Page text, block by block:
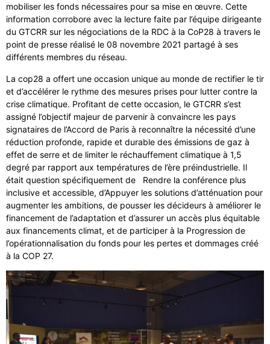
mobiliser les fonds nécessaires pour sa mise en œuvre. Cette
information corrobore avec la lecture faite par l’équipe dirigeante
du GTCRR sur les négociations de la RDC à la CoP28 à travers le
point de presse réalisé le 08 novembre 2021 partagé à ses
différents membres du réseau.
La cop28 a offert une occasion unique au monde de rectifier le tir
et d’accélérer le rythme des mesures prises pour lutter contre la
crise climatique. Profitant de cette occasion, le GTCRR s’est
assigné l’objectif majeur de parvenir à convaincre les pays
signataires de l’Accord de Paris à reconnaître la nécessité d’une
réduction profonde, rapide et durable des émissions de gaz à
effet de serre et de limiter le réchauffement climatique à 1,5
degré par rapport aux températures de l’ère préindustrielle. Il
était question spécifiquement de Rendre la conférence plus
inclusive et accessible, d’Appuyer les solutions d’atténuation pour
augmenter les ambitions, de pousser les décideurs à améliorer le
financement de l’adaptation et d’assurer un accès plus équitable
aux financements climat, et de participer à la Progression de
l’opérationnalisation du fonds pour les pertes et dommages créé
à la COP 27.